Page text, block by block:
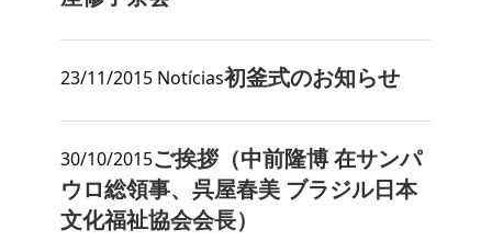
23/11/2015 Notícias初釜式のお知らせ
30/10/2015ご挨拶（中前隆博 在サンパ
ウロ総領事、呉屋春美 ブラジル日本
文化福祉協会会長）